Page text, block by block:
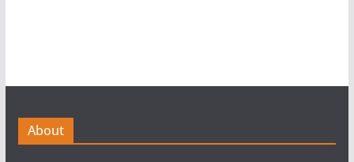
About